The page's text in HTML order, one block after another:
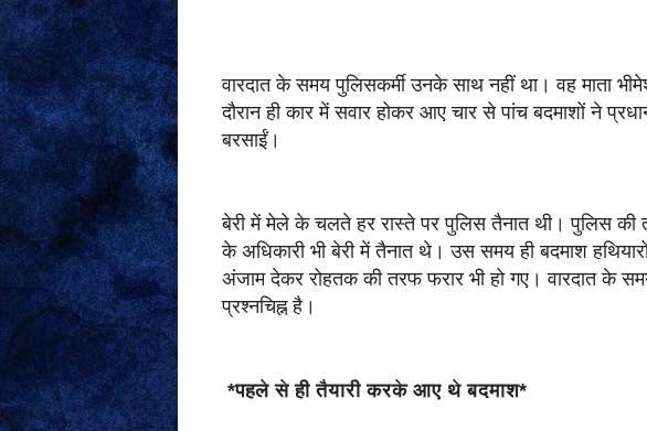
वारदात के समय पुलिसकर्मी उनके साथ नहीं था। वह माता
दौरान ही कार में सवार होकर आए चार से पांच बदमाशों ने
बरसाईं।
बेरी में मेले के चलते हर रास्ते पर पुलिस तैनात थी। पुलिस
के अधिकारी भी बेरी में तैनात थे। उस समय ही बदमाश
अंजाम देकर रोहतक की तरफ फरार भी हो गए। वारदात के
प्रश्नचिह्न है।
*पहले से ही तैयारी करके आए थे बदमाश*